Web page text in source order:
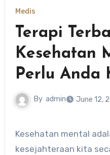
Medis
Terapi
Kesehatan
Perlu Anda
By admin June 12,
Kesehatan mental adalah aspek penting dari
kesejahteraan kita